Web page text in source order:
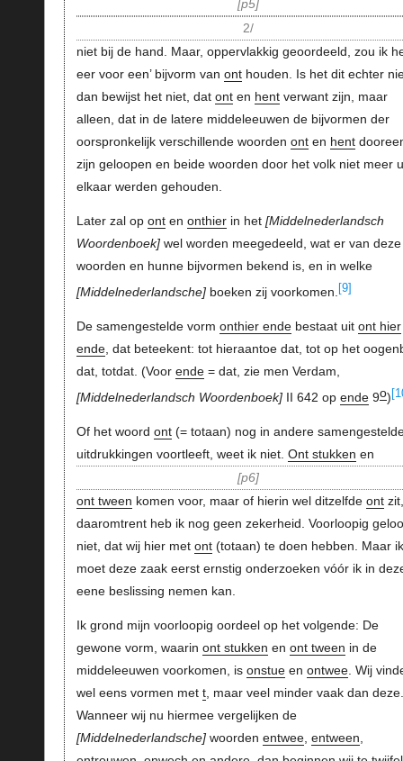
p5
2/
niet bij de hand. Maar, oppervlakkig geoordeeld, zou ik
eer voor een’ bijvorm van onthouden. Is het dit echter
dan bewijst het niet, dat onten hentverwant zijn, maar
alleen, dat in de latere middeleeuwen de bijvormen der
oorspronkelijk verschillende woorden onten hent
zijn geloopen en beide woorden door het volk niet meer
elkaar werden gehouden.
Later zal op onten onthierin het Middelnederlandsch
Woordenboek wel worden meegedeeld, wat er van deze
woorden en hunne bijvormen bekend is, en in welke
Middelnederlandsche boeken zij voorkomen. [9]
De samengestelde vorm onthier endebestaat uit ont hier
ende, dat beteekent: tot hieraantoe dat, tot op het
dat, totdat. (Voor ende= dat, zie men Verdam,
Middelnederlandsch Woordenboek II 642 op ende9o)
Of het woord ont(= totaan) nog in andere
uitdrukkingen voortleeft, weet ik niet. Ont stukken en
p6
ont tween komen voor, maar of hierin wel ditzelfde ontzit,
daaromtrent heb ik nog geen zekerheid. Voorloopig
niet, dat wij hier met ont(totaan) te doen hebben. Maar ik
moet deze zaak eerst ernstig onderzoeken vóór ik in
eene beslissing nemen kan.
Ik grond mijn voorloopig oordeel op het volgende: De
gewone vorm, waarin ont stukken en ont tween in de
middeleeuwen voorkomen, is onstueen ontwee. Wij
wel eens vormen met t, maar veel minder vaak dan deze.
Wanneer wij nu hiermee vergelijken de
Middelnederlandsche woorden entwee, entween